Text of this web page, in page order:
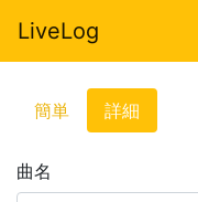
LiveLog
簡単 詳細
曲名